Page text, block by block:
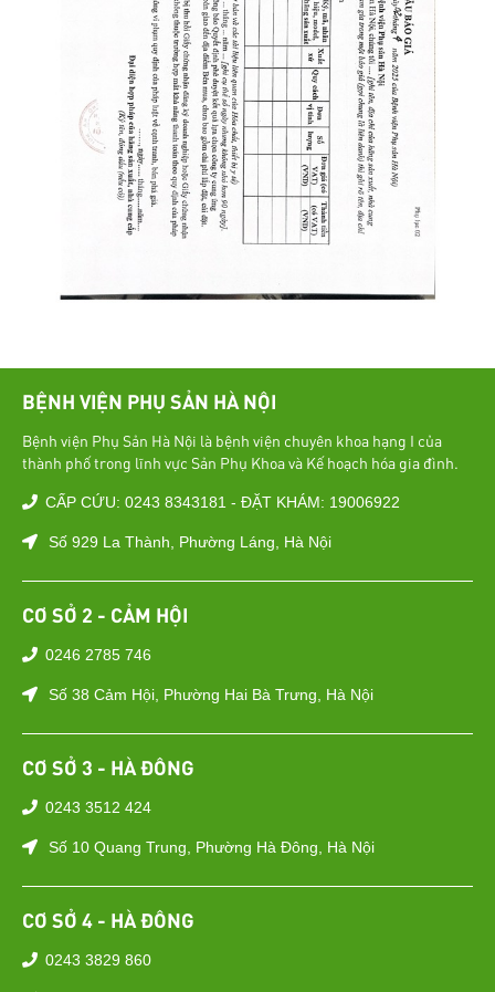
BỆNH VIỆN PHỤ SẢN HÀ NỘI
Bệnh viện Phụ Sản Hà Nội là bệnh viện chuyên khoa hạng I của
thành phố trong lĩnh vực Sản Phụ Khoa và Kế hoạch hóa gia đình.
CẤP CỨU: 0243 8343181 - ĐẶT KHÁM: 19006922
Số 929 La Thành, Phường Láng, Hà Nội
CƠ SỞ 2 - CẢM HỘI
0246 2785 746
Số 38 Cảm Hội, Phường Hai Bà Trưng, Hà Nội
CƠ SỞ 3 - HÀ ĐÔNG
0243 3512 424
Số 10 Quang Trung, Phường Hà Đông, Hà Nội
CƠ SỞ 4 - HÀ ĐÔNG
0243 3829 860